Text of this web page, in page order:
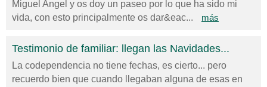
Miguel Angel y os doy un paseo por lo que ha sido mi
vida, con esto principalmente os dar&eac...
más
Testimonio de familiar: llegan las Navidades...
La codependencia no tiene fechas, es cierto... pero
recuerdo bien que cuando llegaban alguna de esas en